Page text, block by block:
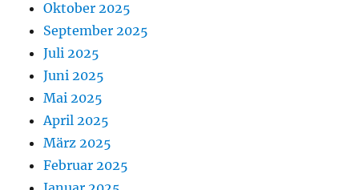
Oktober 2025
September 2025
Juli 2025
Juni 2025
Mai 2025
April 2025
März 2025
Februar 2025